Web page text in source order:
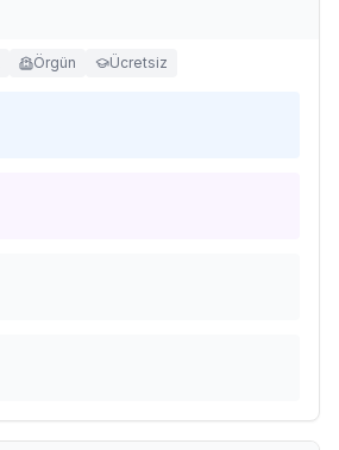
Örgün Ücretsiz